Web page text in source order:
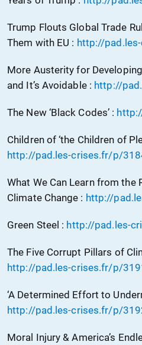
Trump Flouts Global Trade
Them with EU : http://
More Austerity for
and It’s Avoidable : http://
The New ‘Black Codes’ :
Children of ‘the Children of
http://pad.les-crises.fr/p/
What We Can Learn from the
Climate Change : http://
Green Steel : http://pad.les-
The Five Corrupt Pillars of
http://pad.les-crises.fr/p/
‘A Determined Effort to
http://pad.les-crises.fr/p/
Moral Injury & America’s